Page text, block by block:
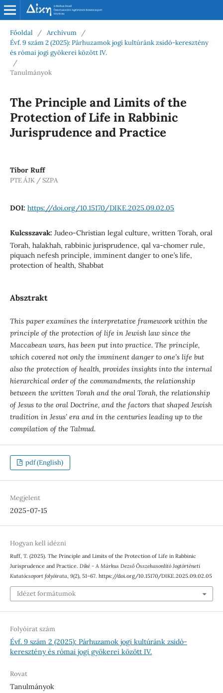
Főoldal / Archívum
/
Évf. 9 szám 2 (2025): Párhuzamok jogi kultúránk zsidó-keresztény
és római jogi gyökerei között IV.
/
Tanulmányok
The Principle and Limits of the
Protection of Life in Rabbinic
Jurisprudence and Practice
Tibor Ruff
PTE ÁJK / SZPA
DOI: https://doi.org/10.15170/DIKE.2025.09.02.05
Kulcsszavak: Judeo-Christian legal culture, written Torah, oral
Torah, halakhah, rabbinic jurisprudence, qal va-chomer rule,
piquach nefesh principle, imminent danger to one’s life,
protection of health, Shabbat
Absztrakt
This paper examines the interpretative framework within the
principle of the protection of life in Jewish law since the
Maccabean wars, has been put into practice. The principle,
which covered not only the imminent danger to one’s life but
also the protection of health, provides insights into the internal
hierarchical order of the commandments, the relationship
between the written Torah and the oral Torah, the relationship
of Jesus to the oral Doctrine, and the factors that shaped Jewish
tradition in Jesus’ era and in the centuries leading up to the
compilation of the Talmud.
pdf (English)
Megjelent
2025-07-15
Hogyan kell idézni
Ruff, T. (2025). The Principle and Limits of the Protection of Life in Rabbinic
Jurisprudence and Practice. Díké - A Márkus Dezső Összehasonlító Jogtörténeti
Kutatócsoport folyóirata, 9(2), 51–67. https://doi.org/10.15170/DIKE.2025.09.02.05
Idézet formátumok
Folyóirat szám
Évf. 9 szám 2 (2025): Párhuzamok jogi kultúránk zsidó-
keresztény és római jogi gyökerei között IV.
Rovat
Tanulmányok